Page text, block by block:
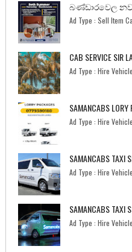
බණ්ඩාරවෙල
Ad Type : Sell Item
CAB SERVICE SIR
Ad Type : Hire
SAMANCABS LORY
Ad Type : Hire
SAMANCABS TAXI
Ad Type : Hire
SAMANCABS TAXI
Ad Type : Hire